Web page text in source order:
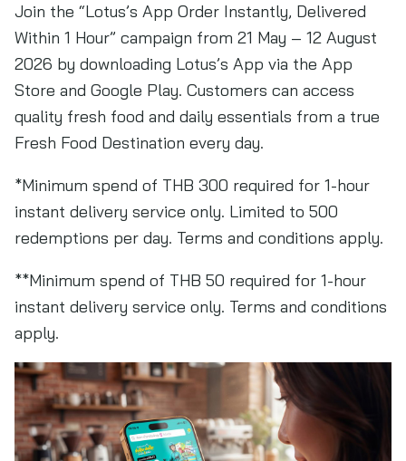
Join the “Lotus’s App Order Instantly, Delivered
Within 1 Hour” campaign from 21 May – 12 August
2026 by downloading Lotus’s App via the App
Store and Google Play. Customers can access
quality fresh food and daily essentials from a true
Fresh Food Destination every day.
*Minimum spend of THB 300 required for 1-hour
instant delivery service only. Limited to 500
redemptions per day. Terms and conditions apply.
**Minimum spend of THB 50 required for 1-hour
instant delivery service only. Terms and conditions
apply.